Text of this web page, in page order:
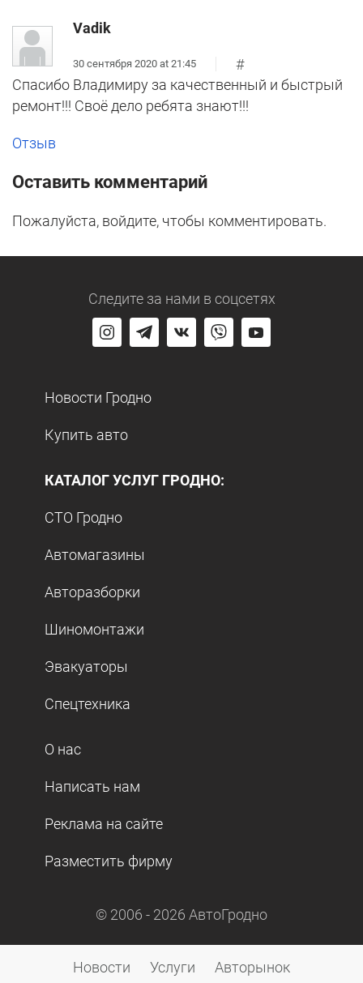
Vadik
30 сентября 2020 at 21:45
#
Спасибо Владимиру за качественный и быстрый
ремонт!!! Своё дело ребята знают!!!
Отзыв
Оставить комментарий
Пожалуйста, войдите, чтобы комментировать.
Следите за нами в соцсетях
Новости Гродно
Купить авто
КАТАЛОГ УСЛУГ ГРОДНО:
СТО Гродно
Автомагазины
Авторазборки
Шиномонтажи
Эвакуаторы
Спецтехника
О нас
Написать нам
Реклама на сайте
Разместить фирму
© 2006 - 2026 АвтоГродно
Новости Услуги Авторынок